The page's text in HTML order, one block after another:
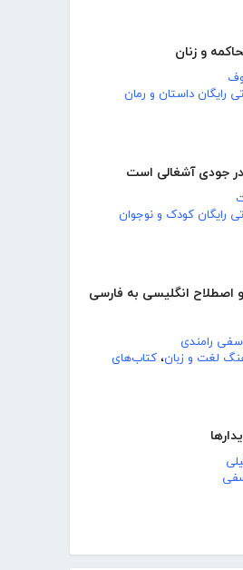
و زنان
رایگان داستان و رمان
جودی آشغالی است
رایگان کودک و نوجوان
34000 واژه و اصطلاح انگلیسی به فارسی
رامندی
لغت و زبان، کتاب‌های